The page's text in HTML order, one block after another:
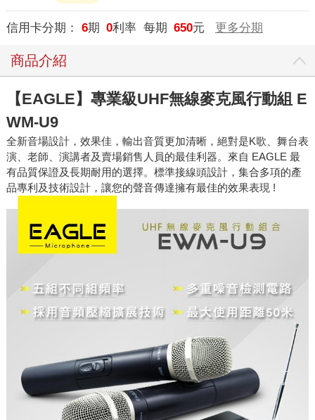
信用卡分期： 6期 0利率 每期 650元 更多分期
商品介紹
【EAGLE】專業級UHF無線麥克風行動組 E
WM-U9
全新音場設計，效果佳，輸出音質更加清晰，絕對是K歌、舞台表
演、老師、演講者及賣場銷售人員的最佳利器。來自 EAGLE 最
有品質保證及長期耐用的選擇。標準接線頭設計，集合多項的產
品專利及技術設計，讓您的聲音傳達擁有最佳的效果表現 !